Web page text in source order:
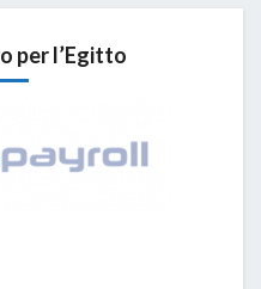
per l’Egitto